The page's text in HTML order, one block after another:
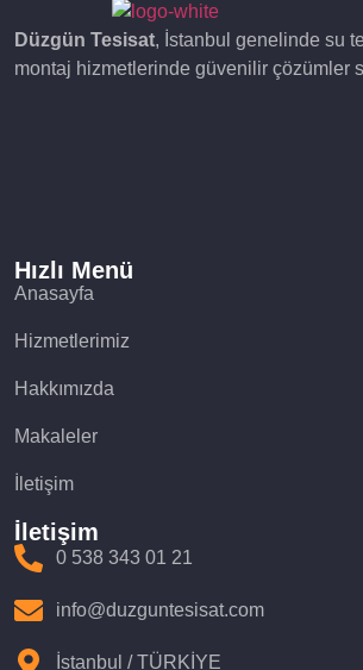
Düzgün Tesisat, İstanbul genelinde su
montaj hizmetlerinde güvenilir çözümler
Hızlı Menü
Anasayfa
Hizmetlerimiz
Hakkımızda
Makaleler
İletişim
İletişim
0 538 343 01 21
info@duzguntesisat.com
İstanbul / TÜRKİYE